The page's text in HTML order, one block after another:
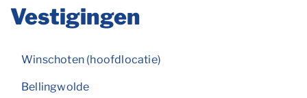
Vestigingen
Winschoten (hoofdlocatie)
Bellingwolde